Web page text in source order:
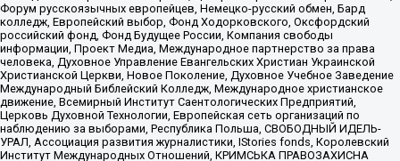
Форум русскоязычных европейцев, Немецко-русский обмен, Бард
колледж, Европейский выбор, Фонд Ходорковского, Оксфордский
российский фонд, Фонд Будущее России, Компания свободы
информации, Проект Медиа, Международное партнерство за права
человека, Духовное Управление Евангельских Христиан Украинской
Христианской Церкви, Новое Поколение, Духовное Учебное Заведение
Международный Библейский Колледж, Международное христианское
движение, Всемирный Институт Саентологических Предприятий,
Церковь Духовной Технологии, Европейская сеть организаций по
наблюдению за выборами, Республика Польша, СВОБОДНЫЙ ИДЕЛЬ-
УРАЛ, Ассоциация развития журналистики, IStories fonds, Королевский
Институт Международных Отношений, КРИМСЬКА ПРАВОЗАХИСНА